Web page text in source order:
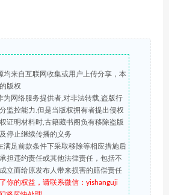
均来自互联网收集或用户上传分享，本
版权
为网络服务提供者,对非法转载,盗版行
监控能力.但是当版权拥有者提出侵权
证明材料时,古籍藏书阁负有移除盗版
停止继续传播的义务
满足前款条件下采取移除等相应措施后
担违约责任或其他法律责任，包括不
立而给原发布人带来损害的赔偿责任
你的权益，请联系微信：yishanguji